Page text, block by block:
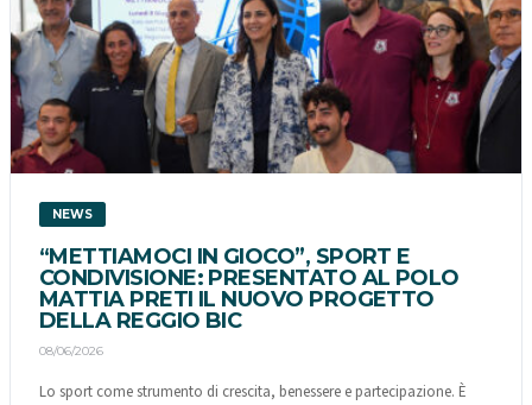
NEWS
“METTIAMOCI IN GIOCO”, SPORT E
CONDIVISIONE: PRESENTATO AL POLO
MATTIA PRETI IL NUOVO PROGETTO
DELLA REGGIO BIC
08/06/2026
Lo sport come strumento di crescita, benessere e partecipazione. È